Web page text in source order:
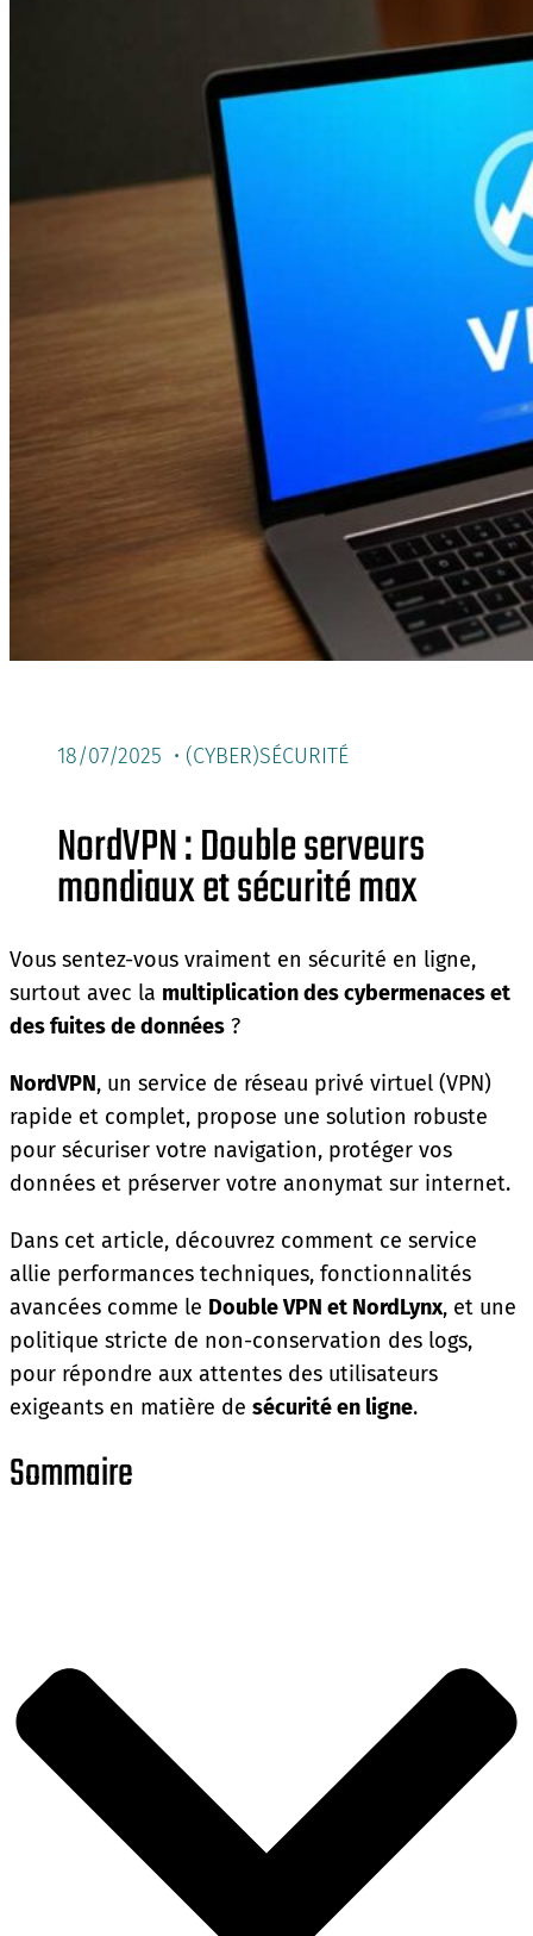
18/07/2025 • (CYBER)SÉCURITÉ
NordVPN : Double serveurs
mondiaux et sécurité max
Vous sentez-vous vraiment en sécurité en ligne,
surtout avec la multiplication des cybermenaces et
des fuites de données ?
NordVPN, un service de réseau privé virtuel (VPN)
rapide et complet, propose une solution robuste
pour sécuriser votre navigation, protéger vos
données et préserver votre anonymat sur internet.
Dans cet article, découvrez comment ce service
allie performances techniques, fonctionnalités
avancées comme le Double VPN et NordLynx, et une
politique stricte de non-conservation des logs,
pour répondre aux attentes des utilisateurs
exigeants en matière de sécurité en ligne.
Sommaire